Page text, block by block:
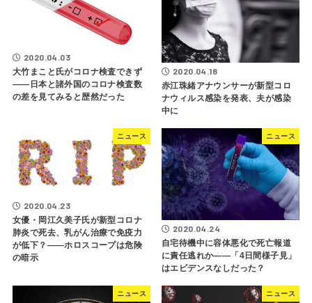
2020.04.03
大竹まこと氏がコロナ検査できず
――日本と諸外国のコロナ検査数
の差を見てみると歴然だった
2020.04.18
赤江珠緒アナウンサーが新型コロ
ナウィルス感染を発表、夫が感染
中に
ニュース
2020.04.23
女優・岡江久美子氏が新型コロナ
肺炎で死去、乳がん治療で免疫力
が低下？――ホロスコープは危険
の暗示
ニュース
2020.04.24
自宅待機中に容体悪化で死亡報道
に責任逃れか――「4日間様子見」
はエビデンスなしだった？
ニュース ニュース